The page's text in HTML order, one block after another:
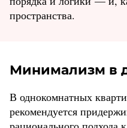
пространства.
Минимализм в
В однокомнатных
рекомендуется